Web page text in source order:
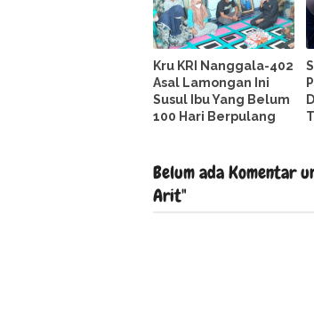
Kru KRI Nanggala-402
Asal Lamongan Ini
Susul Ibu Yang Belum
100 Hari Berpulang
Belum ada Komentar
Arit"